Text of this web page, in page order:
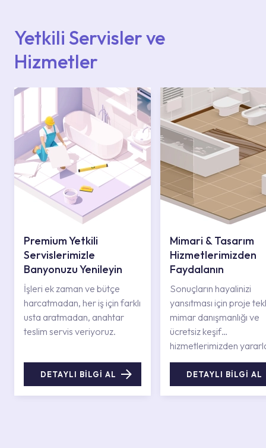
Yetkili Servisler ve
Hizmetler
Premium Yetkili
Servislerimizle
Banyonuzu Yenileyin
İşleri ek zaman ve bütçe
harcatmadan, her iş için farklı
usta aratmadan, anahtar
teslim servis veriyoruz.
DETAYLI BİLGİ AL
Mimari & Tasarım
Hizmetlerimizden
Faydalanın
Sonuçların hayalinizi
yansıtması için proje
mimar danışmanlığı ve
ücretsiz keşif
hizmetlerimizden
DETAYLI BİLGİ AL